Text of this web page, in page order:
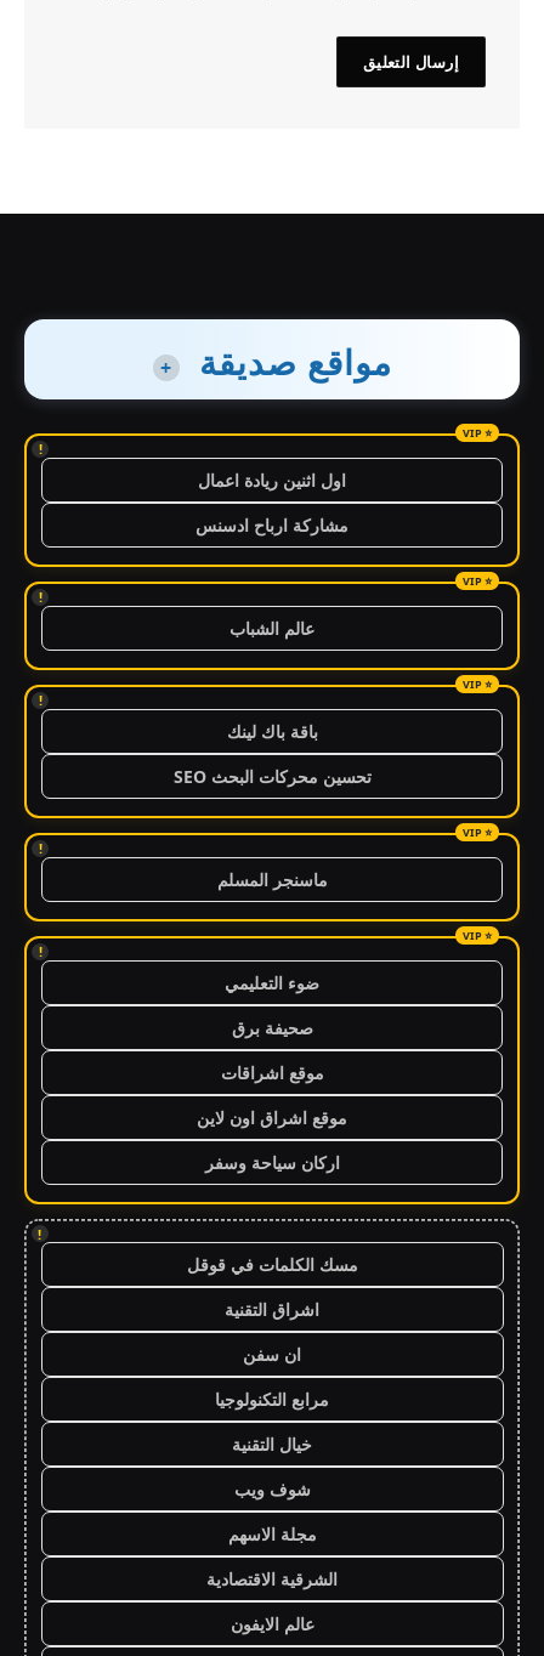
مواقع صديقة +
!
اول اثنين ريادة اعمال
مشاركة ارباح ادسنس
!
عالم الشباب
!
باقة باك لينك
تحسين محركات البحث SEO
!
ماسنجر المسلم
!
ضوء التعليمي
صحيفة برق
موقع اشراقات
موقع اشراق اون لاين
اركان سياحة وسفر
!
مسك الكلمات في قوقل
اشراق التقنية
ان سفن
مرابع التكنولوجيا
خيال التقنية
شوف ويب
مجلة الاسهم
الشرقية الاقتصادية
عالم الايفون